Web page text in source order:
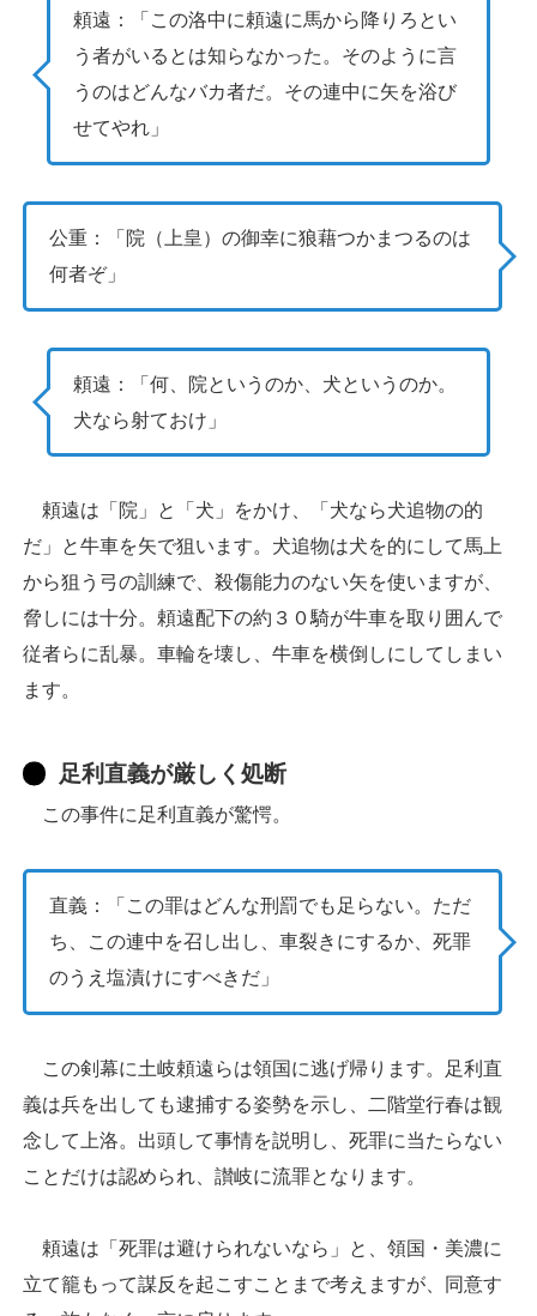
頼遠：「この洛中に頼遠に馬から降りろとい
う者がいるとは知らなかった。そのように言
うのはどんなバカ者だ。その連中に矢を浴び
せてやれ」
公重：「院（上皇）の御幸に狼藉つかまつるのは
何者ぞ」
頼遠：「何、院というのか、犬というのか。
犬なら射ておけ」
頼遠は「院」と「犬」をかけ、「犬なら犬追物の的
だ」と牛車を矢で狙います。犬追物は犬を的にして馬上
から狙う弓の訓練で、殺傷能力のない矢を使いますが、
脅しには十分。頼遠配下の約３０騎が牛車を取り囲んで
従者らに乱暴。車輪を壊し、牛車を横倒しにしてしまい
ます。
足利直義が厳しく処断
この事件に足利直義が驚愕。
直義：「この罪はどんな刑罰でも足らない。ただ
ち、この連中を召し出し、車裂きにするか、死罪
のうえ塩漬けにすべきだ」
この剣幕に土岐頼遠らは領国に逃げ帰ります。足利直
義は兵を出しても逮捕する姿勢を示し、二階堂行春は観
念して上洛。出頭して事情を説明し、死罪に当たらない
ことだけは認められ、讃岐に流罪となります。
頼遠は「死罪は避けられないなら」と、領国・美濃に
立て籠もって謀反を起こすことまで考えますが、同意す